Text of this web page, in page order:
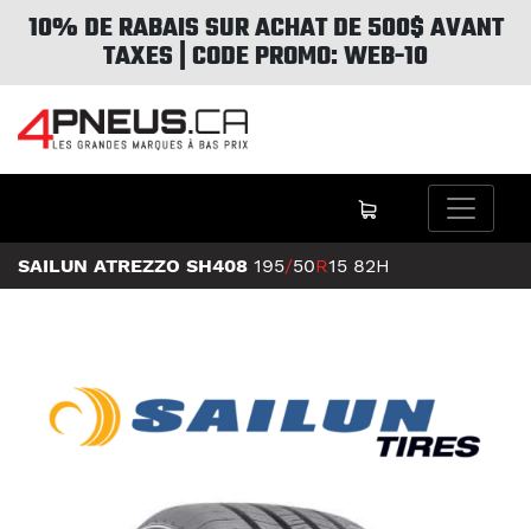
10% DE RABAIS SUR ACHAT DE 500$ AVANT
TAXES | CODE PROMO: WEB-10
SAILUN ATREZZO SH408 195/50R15 82H